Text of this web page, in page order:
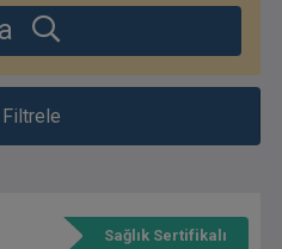
Filtrele
Sağlık Sertifikalı